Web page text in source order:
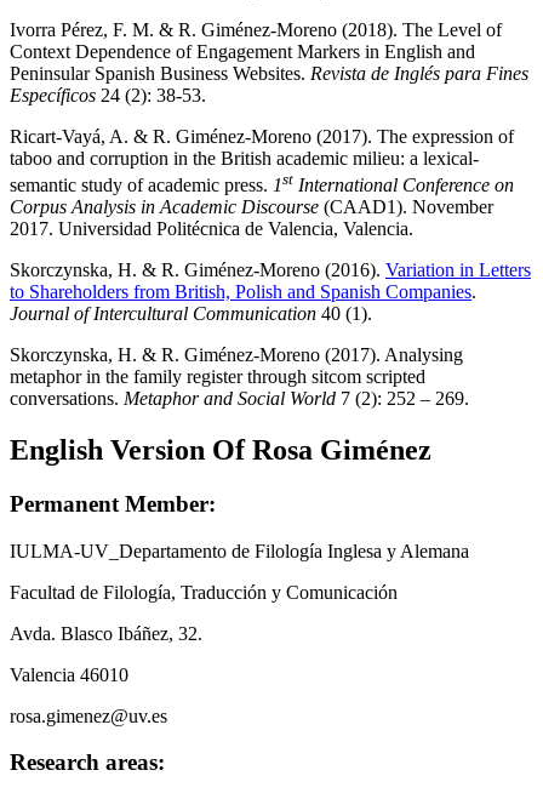
Ivorra Pérez, F. M. & R. Giménez-Moreno (2018). The Level of
Context Dependence of Engagement Markers in English and
Peninsular Spanish Business Websites. Revista de Inglés para Fines
Específicos 24 (2): 38-53.
Ricart-Vayá, A. & R. Giménez-Moreno (2017). The expression of
taboo and corruption in the British academic milieu: a lexical-
semantic study of academic press. 1st International Conference on
Corpus Analysis in Academic Discourse (CAAD1). November
2017. Universidad Politécnica de Valencia, Valencia.
Skorczynska, H. & R. Giménez-Moreno (2016). Variation in Letters
to Shareholders from British, Polish and Spanish Companies.
Journal of Intercultural Communication 40 (1).
Skorczynska, H. & R. Giménez-Moreno (2017). Analysing
metaphor in the family register through sitcom scripted
conversations. Metaphor and Social World 7 (2): 252 – 269.
English Version Of Rosa Giménez
Permanent Member:
IULMA-UV_Departamento de Filología Inglesa y Alemana
Facultad de Filología, Traducción y Comunicación
Avda. Blasco Ibáñez, 32.
Valencia 46010
rosa.gimenez@uv.es
Research areas: